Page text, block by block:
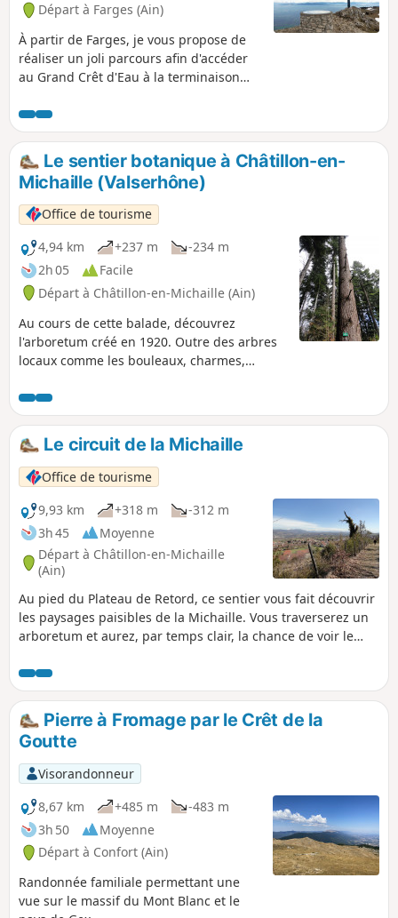
Départ à Farges (Ain)
À partir de Farges, je vous propose de
réaliser un joli parcours afin d'accéder
au Grand Crêt d'Eau à la terminaison
l’ascension, obtenue après avoir réalisé
une rude montée au Chalet Bizot, sont
les jolis points de vue et, notamment,
vers le bassin du Léman et le Massif du
Mont-Blanc.
Le sentier botanique à Châtillon-en-
Michaille (Valserhône)
Office de tourisme
4,94 km
+237 m
-234 m
2h 05
Facile
Départ à Châtillon-en-Michaille (Ain)
Au cours de cette balade, découvrez
l'arboretum créé en 1920. Outre des arbres
locaux comme les bouleaux, charmes,
exotiques : cèdres du Liban, chênes
rouges... Soit une vingtaine d'essences
répertoriées et étiquetées.
Le circuit de la Michaille
Office de tourisme
9,93 km
+318 m
-312 m
3h 45
Moyenne
Départ à Châtillon-en-Michaille
(Ain)
Au pied du Plateau de Retord, ce sentier vous fait découvrir
les paysages paisibles de la Michaille. Vous traverserez un
arboretum et aurez, par temps clair, la chance de voir le
Pierre à Fromage par le Crêt de la
Goutte
Visorandonneur
8,67 km
+485 m
-483 m
3h 50
Moyenne
Départ à Confort (Ain)
Randonnée familiale permettant une
vue sur le massif du Mont Blanc et le